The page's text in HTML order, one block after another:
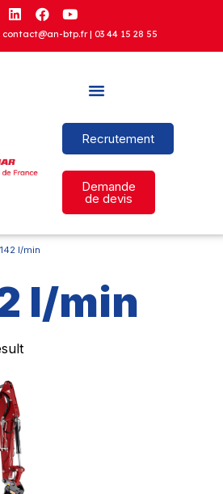
contact@an-btp.fr | 03 44 15 28 55
Recrutement
Demande
de devis
l/min
l/min